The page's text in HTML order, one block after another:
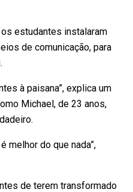
estudantes instalaram
de comunicação, para
à paisana”, explica um
Michael, de 23 anos,
melhor do que nada”,
de terem transformado